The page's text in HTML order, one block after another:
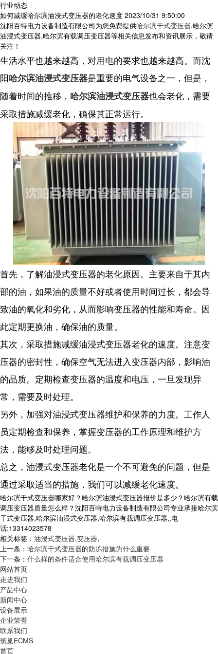
行业动态
如何减缓哈尔滨油浸式变压器的老化速度 2023/10/31 9:50:00
沈阳百特电力设备制造有限公司为您免费提供哈尔滨干式变压器,哈尔滨
油浸式变压器,哈尔滨有载调压变压器等相关信息发布和资讯展示，敬请
关注！
生活水平也越来越高，对用电的要求也越来越高。而沈
阳哈尔滨油浸式变压器是重要的电气设备之一，但是，
随着时间的推移， 哈尔滨油浸式变压器也会老化，需要
采取措施减缓老化，确保其正常运行。
首先，了解油浸式变压器的老化原因。主要来自于其内
部的油，如果油的质量不好或者使用时间过长，都会导
致油的氧化和劣化，从而影响变压器的性能和寿命。因
此定期更换油，确保油的质量。
其次，采取措施减缓油浸式变压器老化的速度。注意变
压器的密封性，确保空气无法进入变压器内部，影响油
的品质。定期检查变压器的温度和电压，一旦发现异
常，需要及时处理。
另外，加强对油浸式变压器维护和保养的力度。工作人
员定期检查和保养，掌握变压器的工作原理和维护方
法，能够及时处理问题。
总之，油浸式变压器老化是一个不可避免的问题，但是
通过采取适当的措施，我们可以减缓老化速度。
哈尔滨干式变压器哪家好？哈尔滨油浸式变压器报价是多少？哈尔滨有载
调压变压器质量怎么样？沈阳百特电力设备制造有限公司专业承接哈尔滨
干式变压器,哈尔滨油浸式变压器,哈尔滨有载调压变压器,,电
话:13314023578
相关标签： 油浸式变压器,变压器,
上一条： 哈尔滨干式变压器的防冻措施为什么重要
下一条： 什么样的条件适合使用哈尔滨有载调压变压器
网站首页
走进我们
产品中心
新闻中心
设备展示
企业荣誉
联系我们
筑巢ECMS
首页